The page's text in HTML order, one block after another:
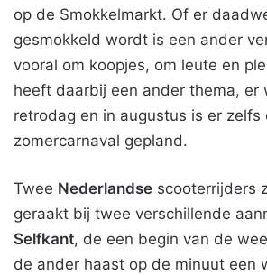
op de Smokkelmarkt. Of er
gesmokkeld wordt is een ander
vooral om koopjes, om leute en
heeft daarbij een ander thema, er
retrodag en in augustus is er zelfs
zomercarnaval gepland.
Twee Nederlandse scooterrijders
geraakt bij twee verschillende
Selfkant, de een begin van de
de ander haast op de minuut een